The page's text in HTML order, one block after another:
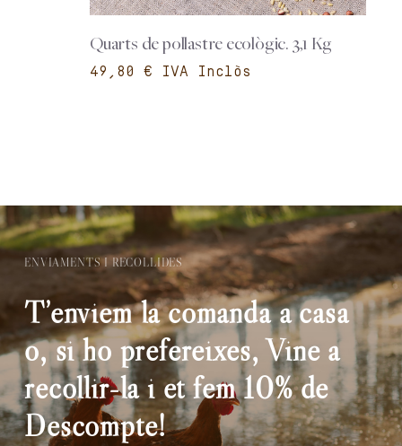
Quarts de pollastre ecològic. 3,1 Kg
€
ENVIAMENTS I RECOLLIDES
T’enviem la comanda a casa
o, si ho prefereixes, Vine a
recollir-la i et fem 10% de
Descompte!